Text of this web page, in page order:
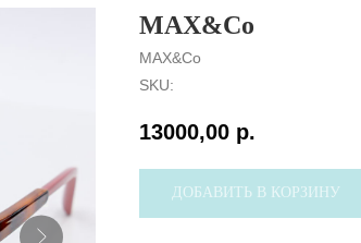
MAX&Co
MAX&Co
SKU:
13000,00 р.
ДОБАВИТЬ В КОРЗИНУ